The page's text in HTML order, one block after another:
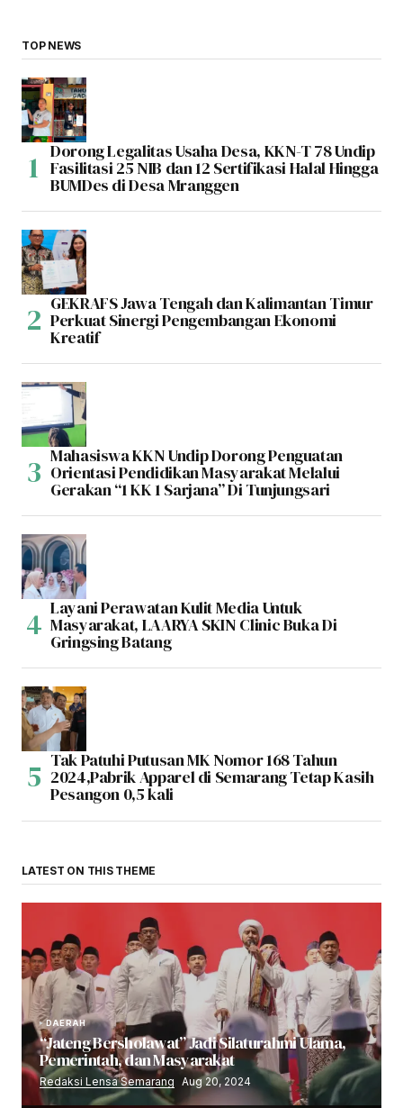
TOP NEWS
Dorong Legalitas Usaha Desa, KKN-T 78 Undip
Fasilitasi 25 NIB dan 12 Sertifikasi Halal Hingga
BUMDes di Desa Mranggen
GEKRAFS Jawa Tengah dan Kalimantan Timur
Perkuat Sinergi Pengembangan Ekonomi
Kreatif
Mahasiswa KKN Undip Dorong Penguatan
Orientasi Pendidikan Masyarakat Melalui
Gerakan “1 KK 1 Sarjana” Di Tunjungsari
Layani Perawatan Kulit Media Untuk
Masyarakat, LAARYA SKIN Clinic Buka Di
Gringsing Batang
Tak Patuhi Putusan MK Nomor 168 Tahun
2024,Pabrik Apparel di Semarang Tetap Kasih
Pesangon 0,5 kali
LATEST ON THIS THEME
DAERAH
“Jateng Bersholawat” Jadi Silaturahmi Ulama,
Pemerintah, dan Masyarakat
Redaksi Lensa Semarang Aug 20, 2024